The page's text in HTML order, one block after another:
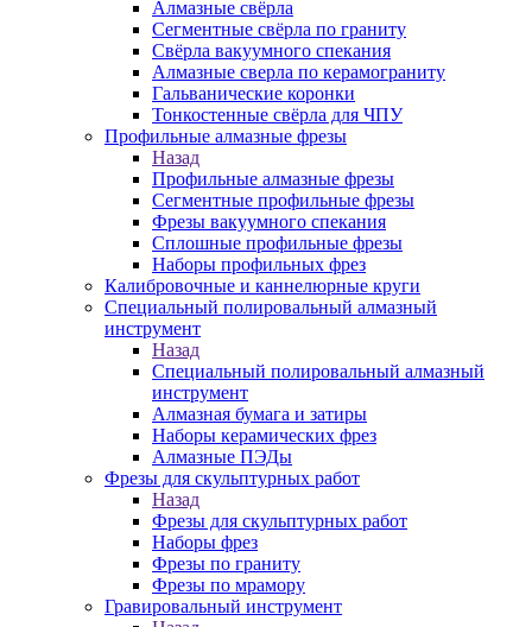
Алмазные свёрла
Сегментные свёрла по граниту
Свёрла вакуумного спекания
Алмазные сверла по керамограниту
Гальванические коронки
Тонкостенные свёрла для ЧПУ
Профильные алмазные фрезы
Назад
Профильные алмазные фрезы
Сегментные профильные фрезы
Фрезы вакуумного спекания
Сплошные профильные фрезы
Наборы профильных фрез
Калибровочные и каннелюрные круги
Специальный полировальный алмазный
инструмент
Назад
Специальный полировальный алмазный
инструмент
Алмазная бумага и затиры
Наборы керамических фрез
Алмазные ПЭДы
Фрезы для скульптурных работ
Назад
Фрезы для скульптурных работ
Наборы фрез
Фрезы по граниту
Фрезы по мрамору
Гравировальный инструмент